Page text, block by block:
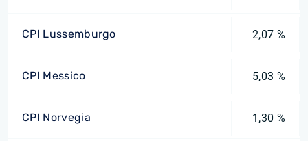
CPI Lussemburgo 2,07 %
CPI Messico 5,03 %
CPI Norvegia 1,30 %